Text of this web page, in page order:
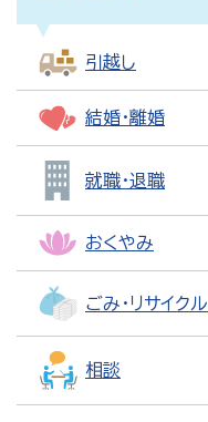
引越し
結婚・離婚
就職・退職
おくやみ
ごみ・リサイクル
相談